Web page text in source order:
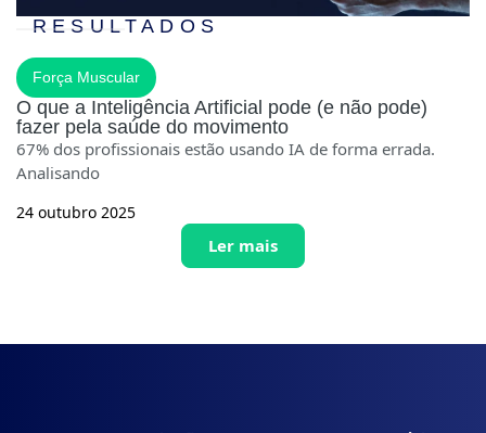
RESULTADOS
Força Muscular
O que a Inteligência Artificial pode (e não pode)
fazer pela saúde do movimento
67% dos profissionais estão usando IA de forma errada.
Analisando
24 outubro 2025
Ler mais